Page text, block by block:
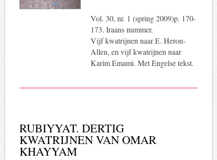
Vol. 30, nr. 1 (spring 2009)p. 170-
173. Iraans nummer.
Vijf kwatrijnen naar E. Heron-
Allen, en vijf kwatrijnen naar
Karim Emami. Met Engelse tekst.
RUBIYYAT. DERTIG
KWATRIJNEN VAN OMAR
KHAYYAM